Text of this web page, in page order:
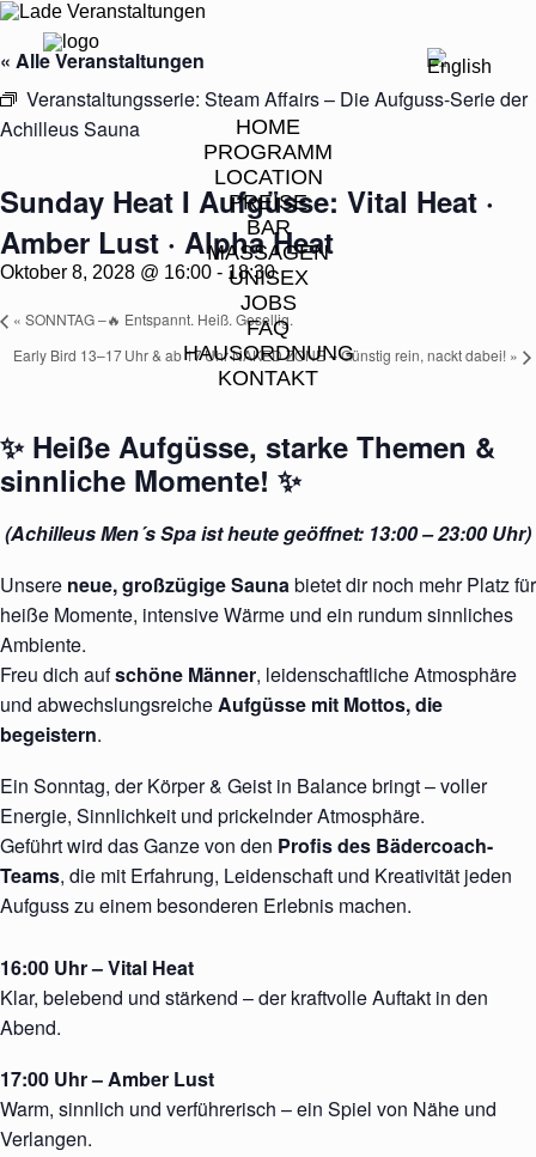
HOME
PROGRAMM
LOCATION
PREISE
BAR
MASSAGEN
UNISEX
JOBS
FAQ
HAUSORDNUNG
KONTAKT
« Alle Veranstaltungen
Veranstaltungsserie: Steam Affairs – Die Aufguss-Serie der
Achilleus Sauna
Sunday Heat I Aufgüsse: Vital Heat ·
Amber Lust · Alpha Heat
Oktober 8, 2028 @ 16:00 - 18:30
« SONNTAG –🔥 Entspannt. Heiß. Gesellig.
Early Bird 13–17 Uhr & ab 17 Uhr NAKED ZONE – Günstig rein, nackt dabei! »
✨ Heiße Aufgüsse, starke Themen &
sinnliche Momente! ✨
(Achilleus Men´s Spa ist heute geöffnet: 13:00 – 23:00 Uhr)
Unsere neue, großzügige Sauna bietet dir noch mehr Platz für
heiße Momente, intensive Wärme und ein rundum sinnliches
Ambiente.
Freu dich aufschöne Männer, leidenschaftliche Atmosphäre
und abwechslungsreiche Aufgüsse mit Mottos, die
begeistern.
Ein Sonntag, der Körper & Geist in Balance bringt – voller
Energie, Sinnlichkeit und prickelnder Atmosphäre.
Geführt wird das Ganze von den Profis des Bädercoach-
Teams, die mit Erfahrung, Leidenschaft und Kreativität jeden
Aufguss zu einem besonderen Erlebnis machen.
16:00 Uhr – Vital Heat
Klar, belebend und stärkend – der kraftvolle Auftakt in den
Abend.
17:00 Uhr – Amber Lust
Warm, sinnlich und verführerisch – ein Spiel von Nähe und
Verlangen.